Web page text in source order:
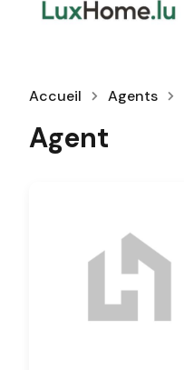
Accueil Agents
Agent